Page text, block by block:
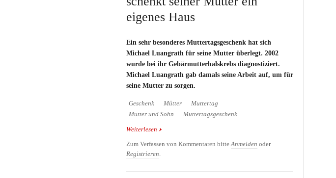
eigenes Haus
Ein sehr besonderes Muttertagsgeschenk hat sich
Michael Luangrath für seine Mutter überlegt. 2002
wurde bei ihr Gebärmutterhalskrebs diagnostiziert.
Michael Luangrath gab damals seine Arbeit auf, um für
seine Mutter zu sorgen.
Geschenk Mütter
Muttertag
Mutter und Sohn
Muttertagsgeschenk
Weiterlesen über Ein besonderes Muttertagsgeschenk: Ein
Zum Verfassen von Kommentaren bitteAnmelden oder
Registrieren.